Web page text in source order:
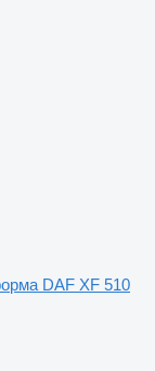
DAF XF 510